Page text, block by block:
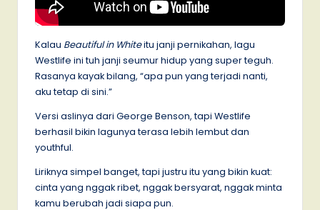
Kalau Beautiful in Whiteitu janji pernikahan, lagu
Westlife ini tuh janji seumur hidup yang super teguh.
Rasanya kayak bilang, “apa pun yang terjadi nanti,
aku tetap di sini.”
Versi aslinya dari George Benson, tapi Westlife
berhasil bikin lagunya terasa lebih lembut dan
youthful.
Liriknya simpel banget, tapi justru itu yang bikin kuat:
cinta yang nggak ribet, nggak bersyarat, nggak minta
kamu berubah jadi siapa pun.